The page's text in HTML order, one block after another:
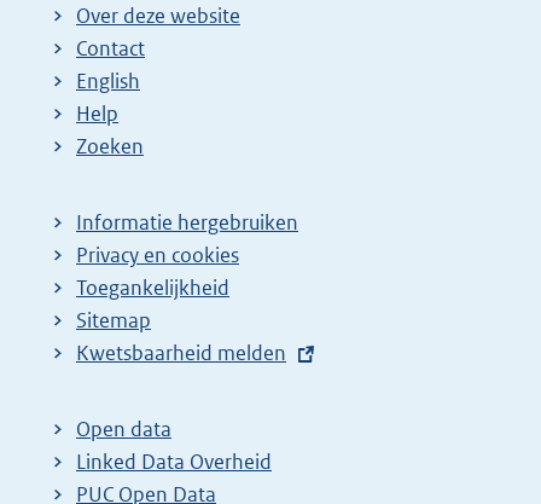
Over deze website
Contact
English
Help
Zoeken
Informatie hergebruiken
Privacy en cookies
Toegankelijkheid
Sitemap
E
t
e
r
Kwetsbaarheid melden
Open data
Linked Data Overheid
PUC Open Data